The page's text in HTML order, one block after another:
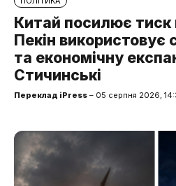
Китай посилює
Пекін використовує
та економічну
Стичинські
Переклад iPress – 05 серпня 2026,